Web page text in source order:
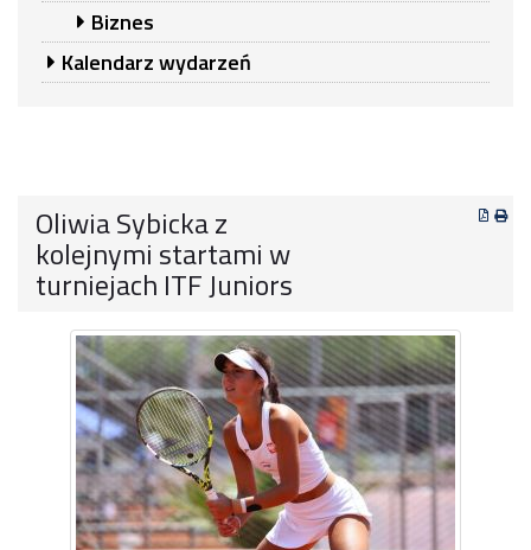
Biznes
Kalendarz wydarzeń
Oliwia Sybicka z
kolejnymi startami w
turniejach ITF Juniors